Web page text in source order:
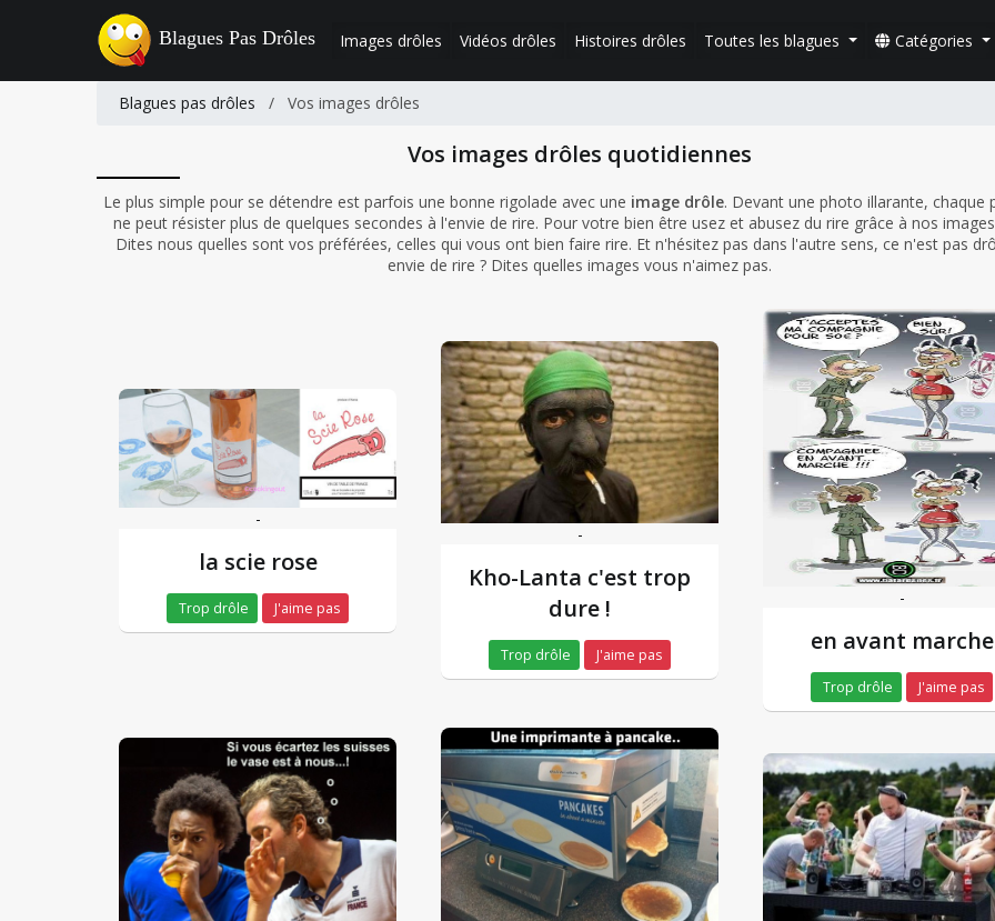
Blagues Pas Drôles Images drôles Vidéos drôles Histoires drôles Toutes les blagues Catégories
Blagues pas drôles / Vos images drôles
Vos images drôles quotidiennes
Le plus simple pour se détendre est parfois une bonne rigolade avec une image drôle. Devant une photo illarante, chaque
ne peut résister plus de quelques secondes à l'envie de rire. Pour votre bien être usez et abusez du rire grâce à nos
Dites nous quelles sont vos préférées, celles qui vous ont bien faire rire. Et n'hésitez pas dans l'autre sens, ce n'est pas
envie de rire ? Dites quelles images vous n'aimez pas.
-
la scie rose
Trop drôle J'aime pas
-
Kho-Lanta c'est trop
dure !
Trop drôle J'aime pas
-
en avant marche
Trop drôle J'aime pas